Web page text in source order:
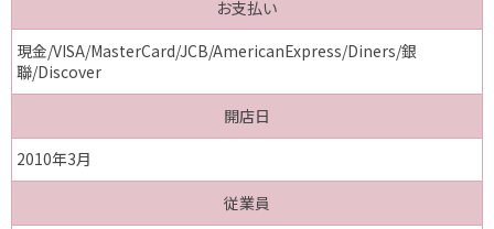
お支払い
現金/VISA/MasterCard/JCB/AmericanExpress/Diners/銀
聯/Discover
開店日
2010年3月
従業員